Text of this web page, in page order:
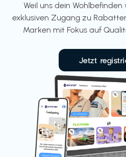
Weil uns dein
exklusiven Zugang zu
Marken mit Fokus auf
Jetzt